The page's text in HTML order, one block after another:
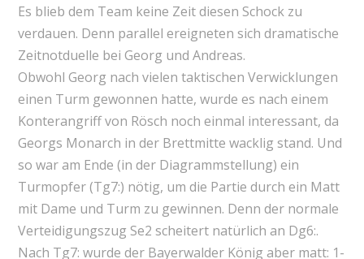
Es blieb dem Team keine Zeit diesen Schock zu
verdauen. Denn parallel ereigneten sich dramatische
Zeitnotduelle bei Georg und Andreas.
Obwohl Georg nach vielen taktischen Verwicklungen
einen Turm gewonnen hatte, wurde es nach einem
Konterangriff von Rösch noch einmal interessant, da
Georgs Monarch in der Brettmitte wacklig stand. Und
so war am Ende (in der Diagrammstellung) ein
Turmopfer (Tg7:) nötig, um die Partie durch ein Matt
mit Dame und Turm zu gewinnen. Denn der normale
Verteidigungszug Se2 scheitert natürlich an Dg6:.
Nach Tg7: wurde der Bayerwalder König aber matt: 1-